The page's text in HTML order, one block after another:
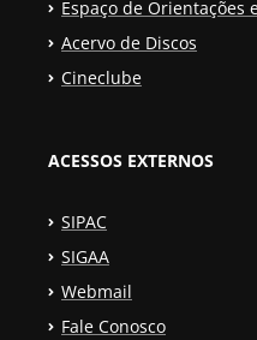
Espaço de Orientações
Acervo de Discos
Cineclube
ACESSOS EXTERNOS
SIPAC
SIGAA
Webmail
Fale Conosco